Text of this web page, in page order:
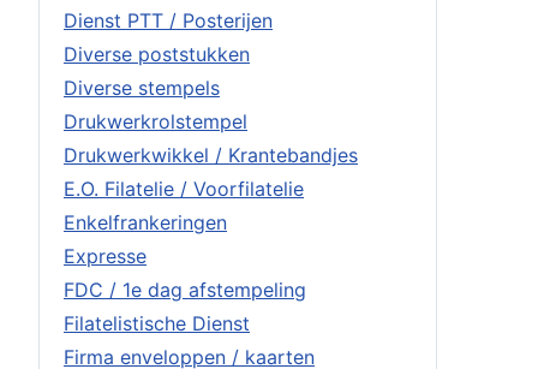
Dienst PTT / Posterijen
Diverse poststukken
Diverse stempels
Drukwerkrolstempel
Drukwerkwikkel / Krantebandjes
E.O. Filatelie / Voorfilatelie
Enkelfrankeringen
Expresse
FDC / 1e dag afstempeling
Filatelistische Dienst
Firma enveloppen / kaarten